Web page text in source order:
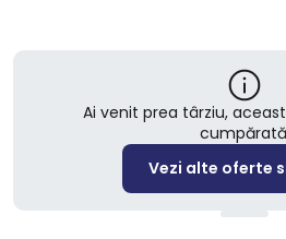
Ai venit prea târziu,
Vezi alte oferte